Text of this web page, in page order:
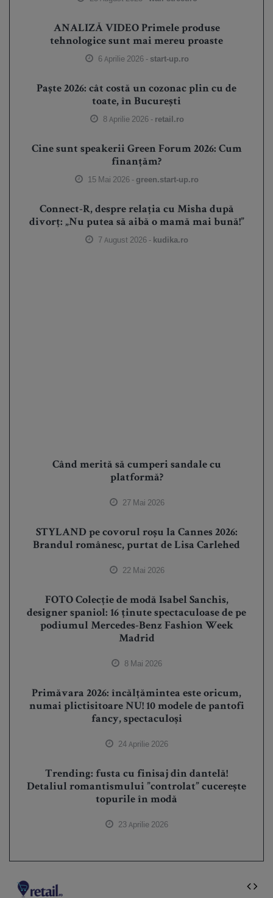
ANALIZĂ VIDEO Primele produse
tehnologice sunt mai mereu proaste
6 Aprilie 2026 - start-up.ro
Paște 2026: cât costă un cozonac plin cu de
toate, în București
8 Aprilie 2026 - retail.ro
Cine sunt speakerii Green Forum 2026: Cum
finanțăm?
15 Mai 2026 - green.start-up.ro
Connect-R, despre relația cu Misha după
divorț: „Nu putea să aibă o mamă mai bună!”
7 August 2026 - kudika.ro
Când merită să cumperi sandale cu
platformă?
27 Mai 2026
STYLAND pe covorul roșu la Cannes 2026:
Brandul românesc, purtat de Lisa Carlehed
22 Mai 2026
FOTO Colecție de modă Isabel Sanchis,
designer spaniol: 16 ținute spectaculoase de pe
podiumul Mercedes-Benz Fashion Week
Madrid
8 Mai 2026
Primăvara 2026: încălțămintea este oricum,
numai plictisitoare NU! 10 modele de pantofi
fancy, spectaculoși
24 Aprilie 2026
Trending: fusta cu finisaj din dantelă!
Detaliul romantismului ”controlat” cucerește
topurile în modă
23 Aprilie 2026